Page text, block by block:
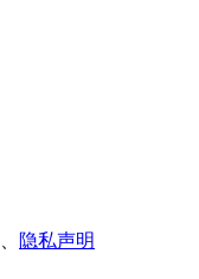
隐私声明